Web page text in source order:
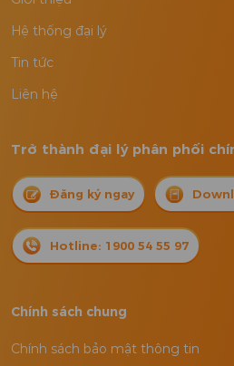
Hệ thống đại lý
Tin tức
Liên hệ
Trở thành đại lý phân phối
Đăng ký ngay
Hotline: 1900 54 55 97
Chính sách chung
Chính sách bảo mật thông tin